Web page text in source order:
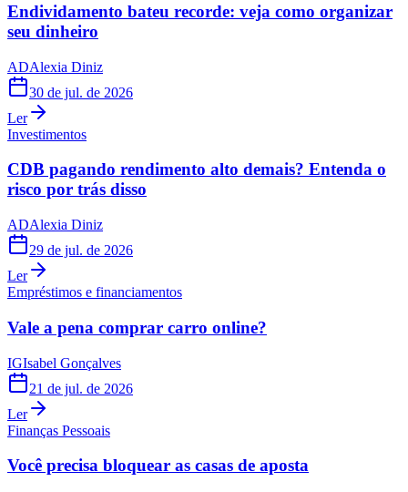
Endividamento bateu recorde: veja como organizar
seu dinheiro
ADAlexia Diniz
30 de jul. de 2026
Ler
Investimentos
CDB pagando rendimento alto demais? Entenda o
risco por trás disso
ADAlexia Diniz
29 de jul. de 2026
Ler
Empréstimos e financiamentos
Vale a pena comprar carro online?
IGIsabel Gonçalves
21 de jul. de 2026
Ler
Finanças Pessoais
Você precisa bloquear as casas de aposta